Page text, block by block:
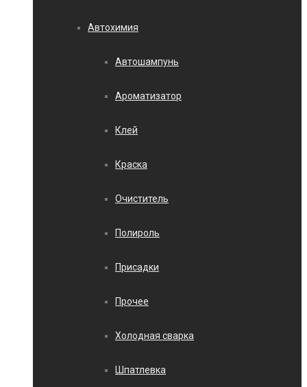
Автохимия
Автошампунь
Ароматизатор
Клей
Краска
Очиститель
Полироль
Присадки
Прочее
Холодная сварка
Шпатлевка